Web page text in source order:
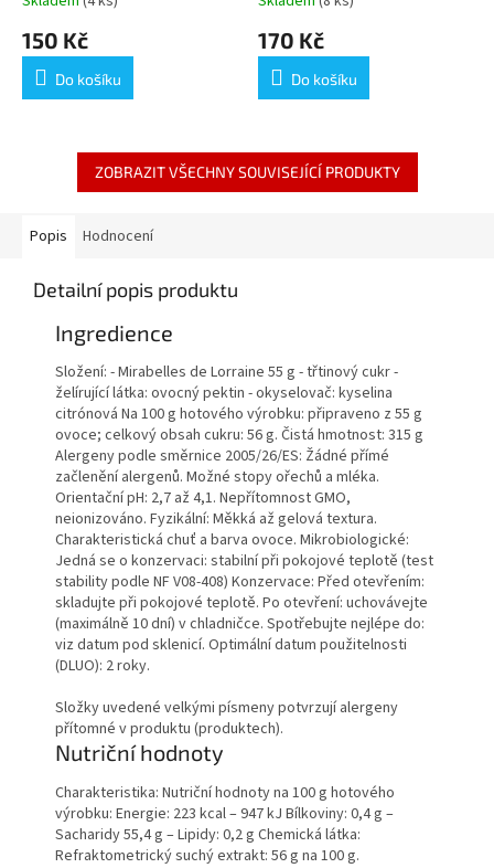
150 Kč
Do košíku
170 Kč
Do košíku
ZOBRAZIT VŠECHNY SOUVISEJÍCÍ PRODUKTY
Popis Hodnocení
Detailní popis produktu
Ingredience
Složení: - Mirabelles de Lorraine 55 g - třtinový cukr -
želírující látka: ovocný pektin - okyselovač: kyselina
citrónová Na 100 g hotového výrobku: připraveno z 55 g
ovoce; celkový obsah cukru: 56 g. Čistá hmotnost: 315 g
Alergeny podle směrnice 2005/26/ES: Žádné přímé
začlenění alergenů. Možné stopy ořechů a mléka.
Orientační pH: 2,7 až 4,1. Nepřítomnost GMO,
neionizováno. Fyzikální: Měkká až gelová textura.
Charakteristická chuť a barva ovoce. Mikrobiologické:
Jedná se o konzervaci: stabilní při pokojové teplotě (test
stability podle NF V08-408) Konzervace: Před otevřením:
skladujte při pokojové teplotě. Po otevření: uchovávejte
(maximálně 10 dní) v chladničce. Spotřebujte nejlépe do:
viz datum pod sklenicí. Optimální datum použitelnosti
(DLUO): 2 roky.
Složky uvedené velkými písmeny potvrzují alergeny
přítomné v produktu (produktech).
Nutriční hodnoty
Charakteristika: Nutriční hodnoty na 100 g hotového
výrobku: Energie: 223 kcal – 947 kJ Bílkoviny: 0,4 g –
Sacharidy 55,4 g – Lipidy: 0,2 g Chemická látka:
Refraktometrický suchý extrakt: 56 g na 100 g.